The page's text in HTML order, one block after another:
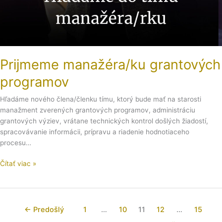
Prijmeme manažéra/ku grantových
programov
Hľadáme nového člena/členku tímu, ktorý bude mať na starosti
manažment zverených grantových programov, administráciu
grantových výziev, vrátane technických kontrol došlých žiadostí,
spracovávanie informácii, prípravu a riadenie hodnotiaceho
procesu…
Čítať viac »
← Predošlý 1 … 10 11 12 …
15